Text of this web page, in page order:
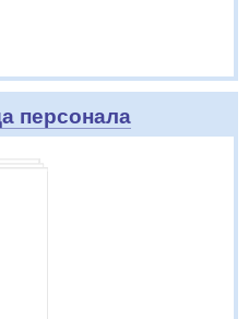
персонала